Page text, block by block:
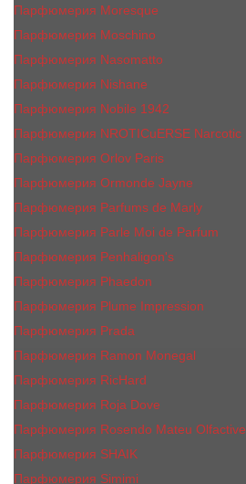
Парфюмерия Moresque
Парфюмерия Moschino
Парфюмерия Nasomatto
Парфюмерия Nishane
Парфюмерия Nobile 1942
Парфюмерия NROTICuERSE Narcotic
Парфюмерия Orlov Paris
Парфюмерия Ormonde Jayne
Парфюмерия Parfums de Marly
Парфюмерия Parle Moi de Parfum
Парфюмерия Penhaligon's
Парфюмерия Phaedon
Парфюмерия Plume Impression
Парфюмерия Prada
Парфюмерия Ramon Monegal
Парфюмерия RicHard
Парфюмерия Roja Dove
Парфюмерия Rosendo Mateu
Парфюмерия SHAIK
Парфюмерия Simimi